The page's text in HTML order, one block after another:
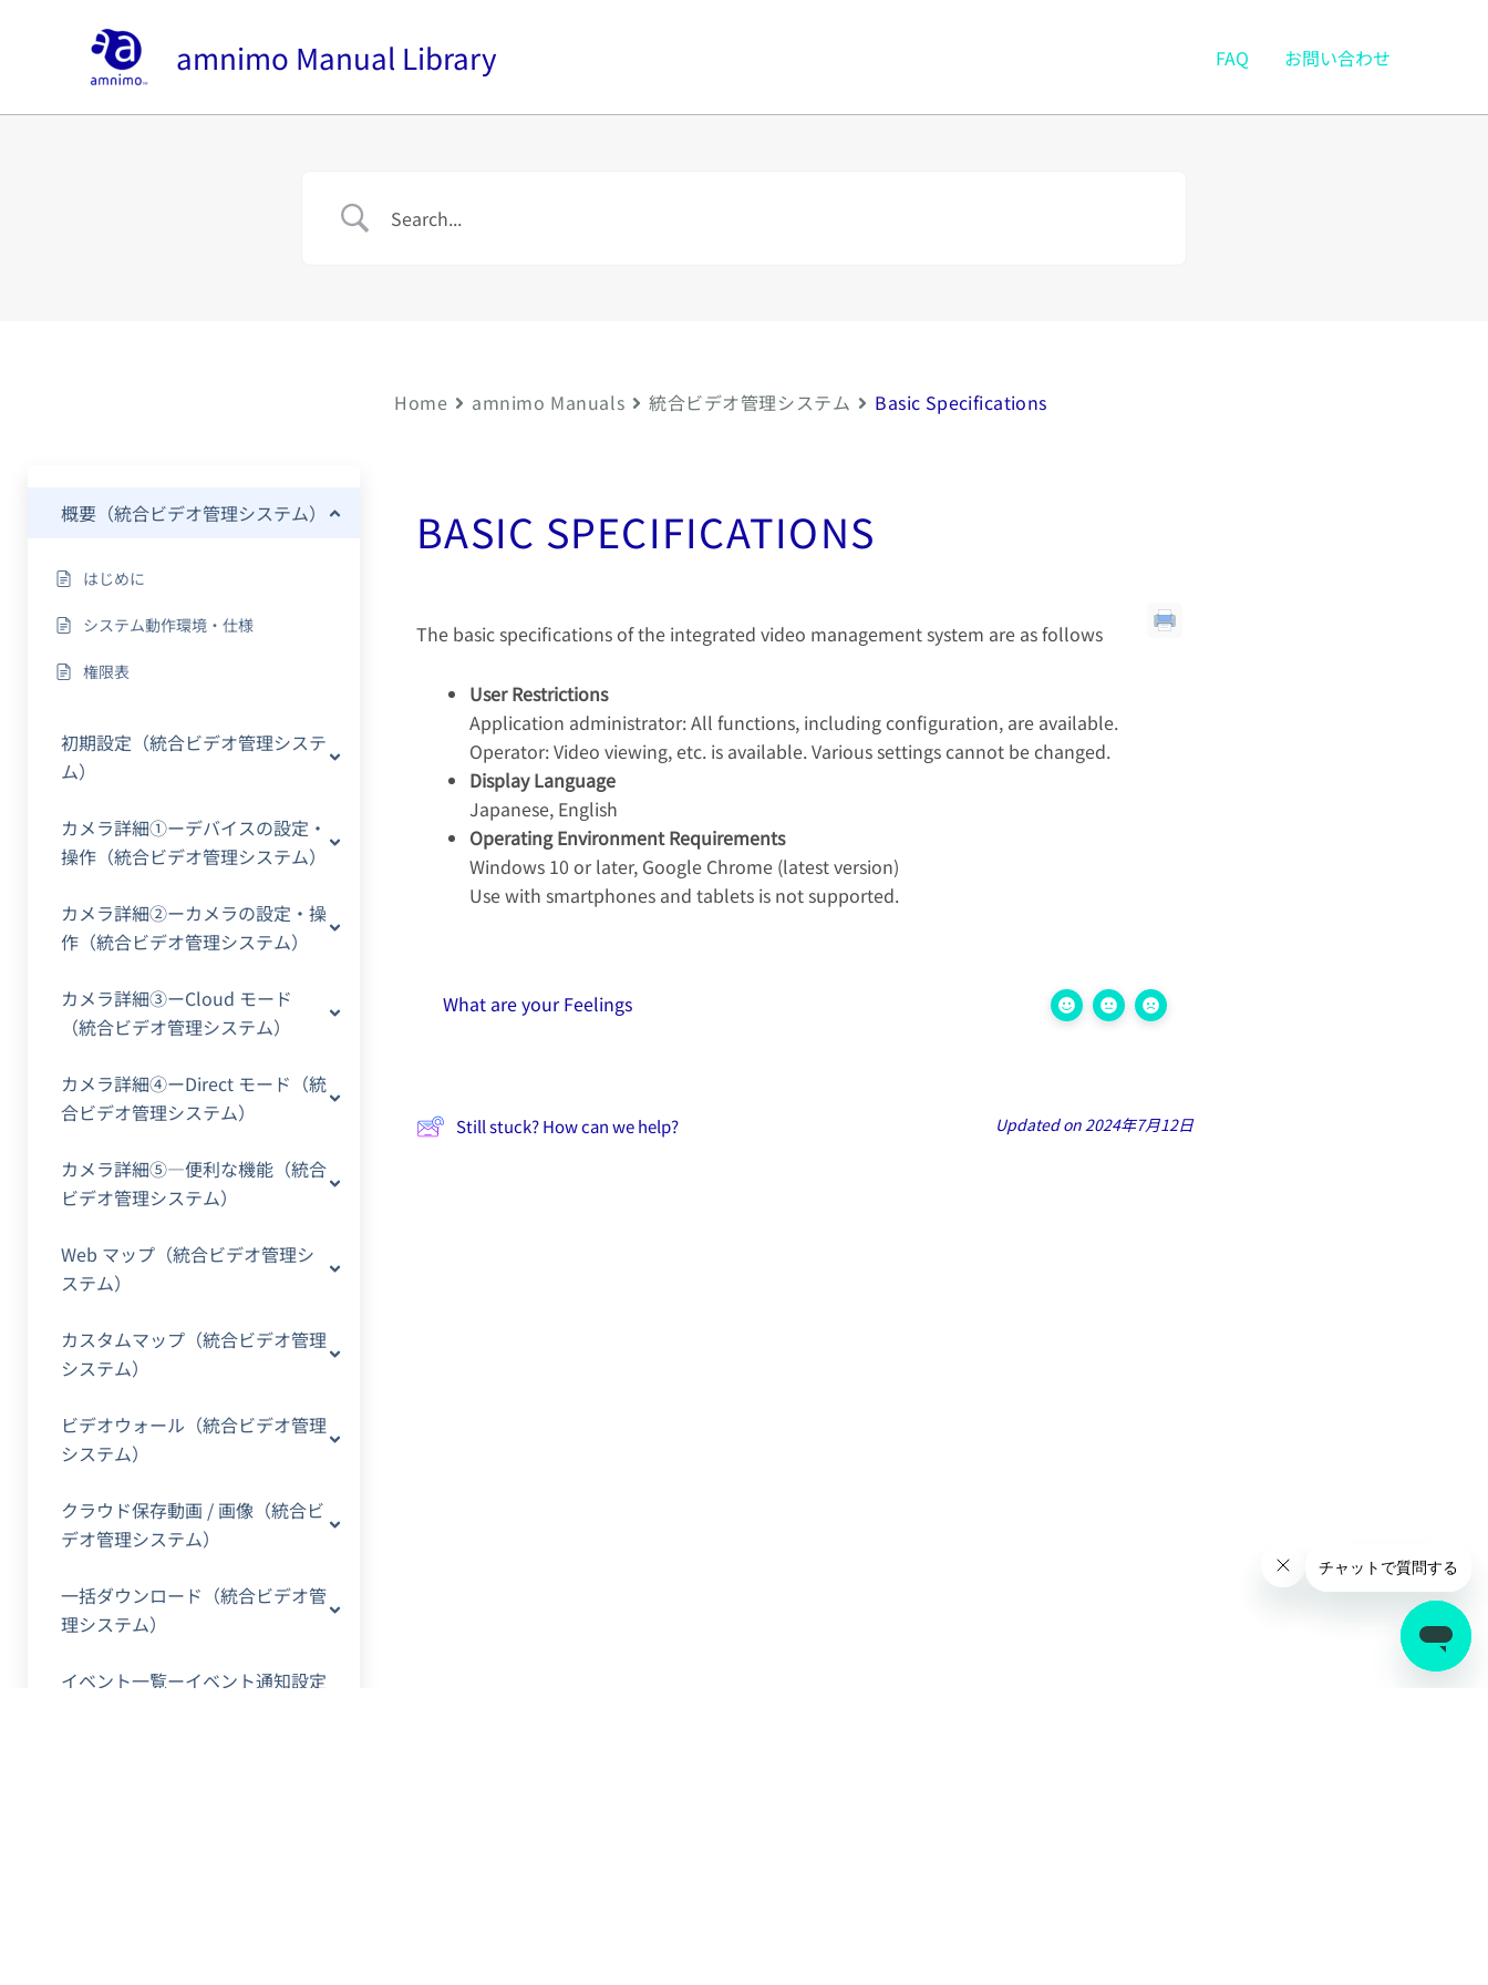
amnimo Manual Library FAQ お問い合わせ
概要（統合ビデオ管理システム）
はじめに
システム動作環境・仕様
権限表
初期設定（統合ビデオ管理システ
ム）
カメラ詳細①ーデバイスの設定・
操作（統合ビデオ管理システム）
カメラ詳細②ーカメラの設定・操
作（統合ビデオ管理システム）
カメラ詳細③ーCloud モード
（統合ビデオ管理システム）
カメラ詳細④ーDirect モード（統
合ビデオ管理システム）
カメラ詳細⑤―便利な機能（統合
ビデオ管理システム）
Web マップ（統合ビデオ管理シ
ステム）
カスタムマップ（統合ビデオ管理
システム）
ビデオウォール（統合ビデオ管理
システム）
クラウド保存動画 / 画像（統合ビ
デオ管理システム）
一括ダウンロード（統合ビデオ管
理システム）
イベント一覧ーイベント通知設定
Home amnimo Manuals 統合ビデオ管理システム Basic Specifications
BASIC SPECIFICATIONS
The basic specifications of the integrated video management system are as follows
User Restrictions
Application administrator: All functions, including configuration, are available.
Operator: Video viewing, etc. is available. Various settings cannot be changed.
Display Language
Japanese, English
Operating Environment Requirements
Windows 10 or later, Google Chrome (latest version)
Use with smartphones and tablets is not supported.
What are your Feelings
Still stuck? How can we help? Updated on 2024年7月12日